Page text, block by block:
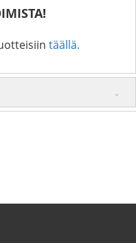
täällä.